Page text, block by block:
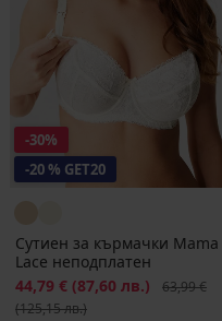
-30%
-20 % GET20
Сутиен за кърмачки Mama
Lace неподплатен
Намаление
44,79 € (87,60 лв.)
63,99 €
(125,15 лв.)